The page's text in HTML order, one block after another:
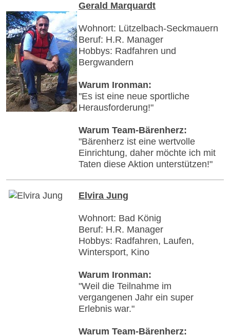
Gerald Marquardt
Wohnort: Lützelbach-Seckmauern
Beruf: H.R. Manager
Hobbys: Radfahren und
Bergwandern
Warum Ironman:
"Es ist eine neue sportliche
Herausforderung!"
Warum Team-Bärenherz:
"Bärenherz ist eine wertvolle
Einrichtung, daher möchte ich mit
Taten diese Aktion unterstützen!"
Elvira Jung
Wohnort: Bad König
Beruf: H.R. Manager
Hobbys: Radfahren, Laufen,
Wintersport, Kino
Warum Ironman:
"Weil die Teilnahme im
vergangenen Jahr ein super
Erlebnis war."
Warum Team-Bärenherz: